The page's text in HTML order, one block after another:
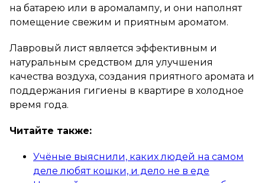
на батарею или в аромалампу, и они наполнят
помещение свежим и приятным ароматом.
Лавровый лист является эффективным и
натуральным средством для улучшения
качества воздуха, создания приятного аромата и
поддержания гигиены в квартире в холодное
время года.
Читайте также:
Учёные выяснили, каких людей на самом
деле любят кошки, и дело не в еде